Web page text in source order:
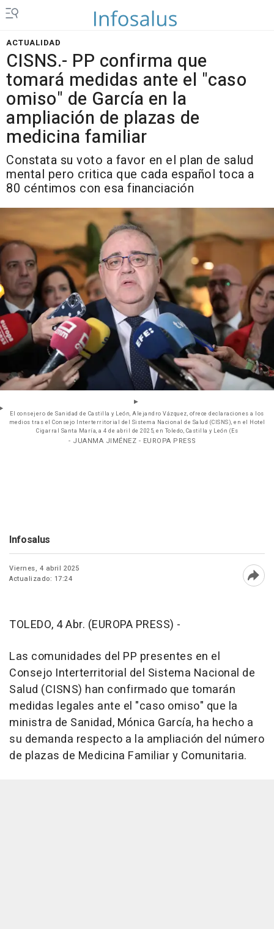
ACTUALIDAD
CISNS.- PP confirma que
tomará medidas ante el "caso
omiso" de García en la
ampliación de plazas de
medicina familiar
Constata su voto a favor en el plan de salud
mental pero critica que cada español toca a
80 céntimos con esa financiación
El consejero de Sanidad de Castilla y León, Alejandro Vázquez, ofrece declaraciones a los
medios tras el Consejo Interterritorial del Sistema Nacional de Salud (CISNS), en el Hotel
Cigarral Santa María, a 4 de abril de 2025, en Toledo, Castilla y León (Es
- JUANMA JIMÉNEZ - EUROPA PRESS
Infosalus
Viernes, 4 abril 2025
Actualizado: 17:24
TOLEDO, 4 Abr. (EUROPA PRESS) -
Las comunidades del PP presentes en el
Consejo Interterritorial del Sistema Nacional de
Salud (CISNS) han confirmado que tomarán
medidas legales ante el "caso omiso" que la
ministra de Sanidad, Mónica García, ha hecho a
su demanda respecto a la ampliación del número
de plazas de Medicina Familiar y Comunitaria.